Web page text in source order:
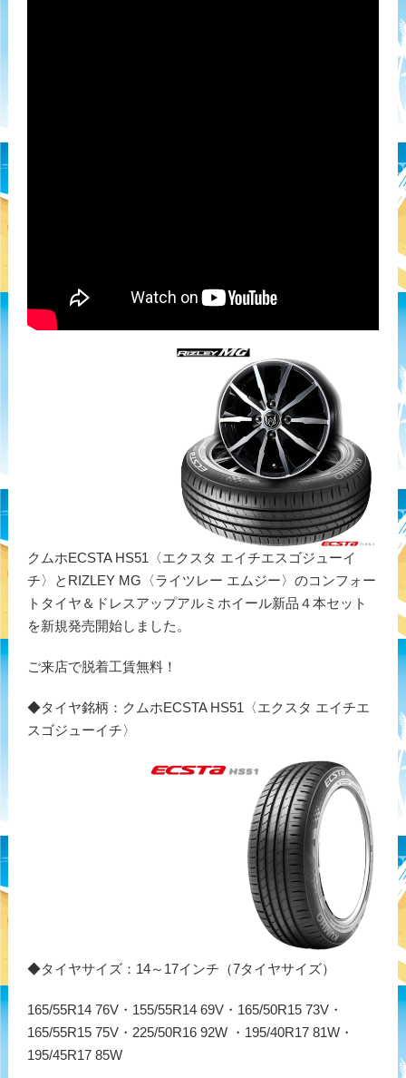
クムホECSTA HS51〈エクスタ エイチエスゴジューイ
チ〉とRIZLEY MG〈ライツレー エムジー〉のコンフォー
トタイヤ＆ドレスアップアルミホイール新品４本セット
を新規発売開始しました。
ご来店で脱着工賃無料！
◆タイヤ銘柄：クムホECSTA HS51〈エクスタ エイチエ
スゴジューイチ〉
◆タイヤサイズ：14～17インチ（7タイヤサイズ）
165/55R14 76V・155/55R14 69V・165/50R15 73V・
165/55R15 75V・225/50R16 92W ・195/40R17 81W・
195/45R17 85W